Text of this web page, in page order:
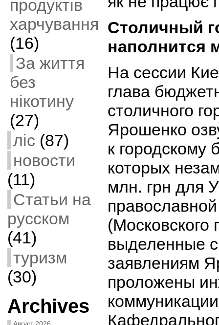
продуктів
харчування
(16)
За життя
без
нікотину
(27)
ліс (87)
новости
(11)
Статьи на
русском
(41)
туризм
(30)
Archives
Столичный
наполнится
На сессии
глава
столичного
Ярошенко
к городскому
которых
млн. грн для
(Московского
выделенные
заявлениям
проложены